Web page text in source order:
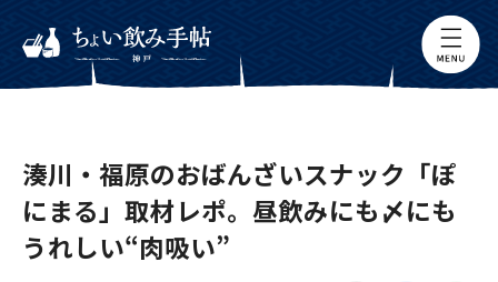
湊川・福原のおばんざいスナック「ぽ
にまる」取材レポ。昼飲みにも〆にも
うれしい“肉吸い”